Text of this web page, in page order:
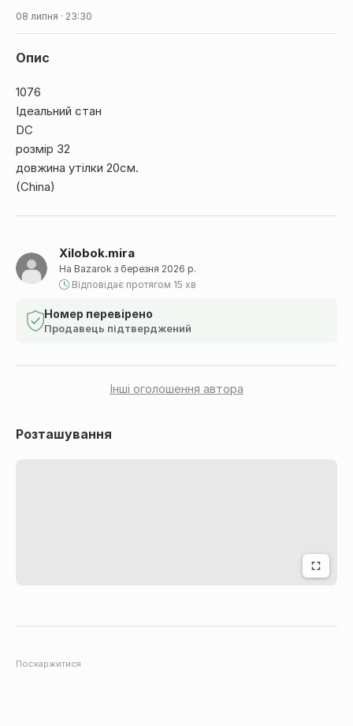
08 липня · 23:30
Xilobok.mira
На Bazarok з березня 2026 р.
Відповідає протягом 15 хв
Номер перевірено
Продавець підтверджений
Інші оголошення автора
Опис
1076
Ідеальний стан
DC
розмір 32
довжина утілки 20см.
(China)
Розташування
Поскаржитися